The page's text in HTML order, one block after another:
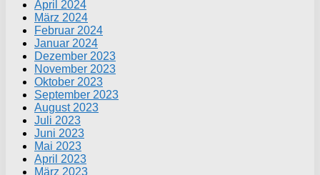
April 2024
März 2024
Februar 2024
Januar 2024
Dezember 2023
November 2023
Oktober 2023
September 2023
August 2023
Juli 2023
Juni 2023
Mai 2023
April 2023
März 2023